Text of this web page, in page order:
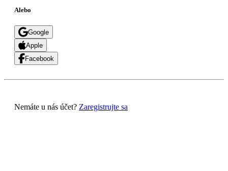
Alebo
Google
Apple
Facebook
Nemáte u nás účet? Zaregistrujte sa